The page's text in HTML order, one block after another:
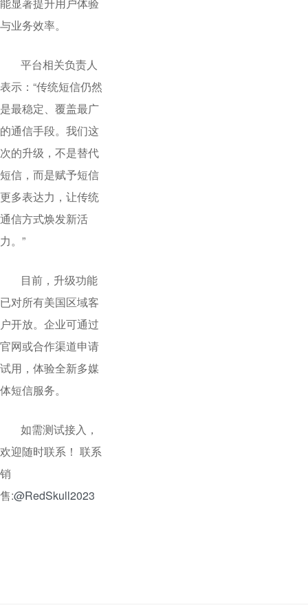
与业务效率。
平台相关负责人
表示：“传统短信仍然
是最稳定、覆盖最广
的通信手段。我们这
次的升级，不是替代
短信，而是赋予短信
更多表达力，让传统
通信方式焕发新活
力。”
目前，升级功能
已对所有美国区域客
户开放。企业可通过
官网或合作渠道申请
试用，体验全新多媒
体短信服务。
如需测试接入，
欢迎随时联系！ 联系
销
售:@RedSkull2023